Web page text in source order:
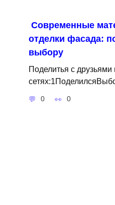
Современные
отделки фасада:
выбору
Поделитья с
0 0